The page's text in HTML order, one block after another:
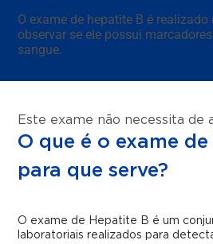
O exame de hepatite B é
observar se ele possui
sangue.
Este exame não necessita de
O que é o exame
para que serve?
O exame de Hepatite B é um
laboratoriais realizados para